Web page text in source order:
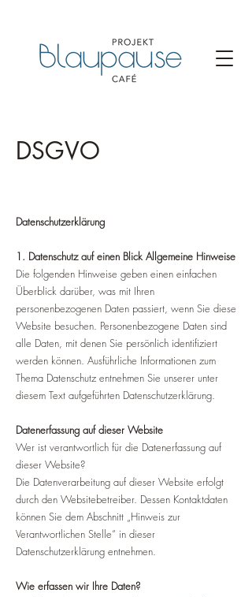
DSGVO
Datenschutzerklärung
1. Datenschutz auf einen Blick Allgemeine Hinweise
Die folgenden Hinweise geben einen einfachen
Überblick darüber, was mit Ihren
personenbezogenen Daten passiert, wenn Sie diese
Website besuchen. Personenbezogene Daten sind
alle Daten, mit denen Sie persönlich identifiziert
werden können. Ausführliche Informationen zum
Thema Datenschutz entnehmen Sie unserer unter
diesem Text aufgeführten Datenschutzerklärung.
Datenerfassung auf dieser Website
Wer ist verantwortlich für die Datenerfassung auf
dieser Website?
Die Datenverarbeitung auf dieser Website erfolgt
durch den Websitebetreiber. Dessen Kontaktdaten
können Sie dem Abschnitt „Hinweis zur
Verantwortlichen Stelle“ in dieser
Datenschutzerklärung entnehmen.
Wie erfassen wir Ihre Daten?